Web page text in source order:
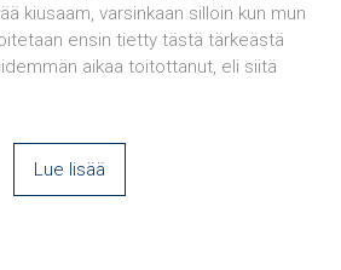
kiusaam, varsinkaan silloin kun mun
ensin tietty tästä tärkeästä
aikaa toitottanut, eli siitä
Lue lisää